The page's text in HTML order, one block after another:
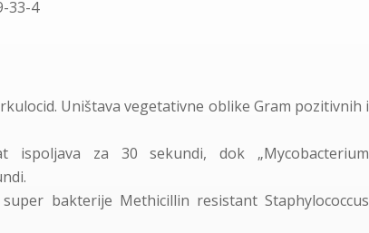
33-4
Uništava vegetativne oblike Gram pozitivnih i
ispoljava za 30 sekundi, dok „Mycobacterium
bakterije Methicillin resistant Staphylococcus